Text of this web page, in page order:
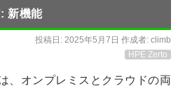
新機能
投稿日: 2025年5月7日 作成者: climb
HPE Zerto
、オンプレミスとクラウドの両